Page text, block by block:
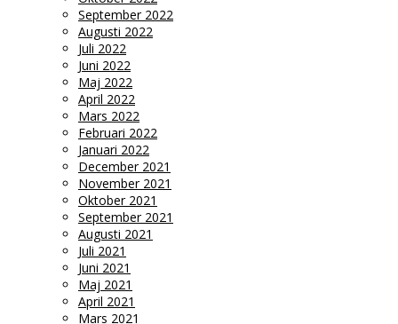
September 2022
Augusti 2022
Juli 2022
Juni 2022
Maj 2022
April 2022
Mars 2022
Februari 2022
Januari 2022
December 2021
November 2021
Oktober 2021
September 2021
Augusti 2021
Juli 2021
Juni 2021
Maj 2021
April 2021
Mars 2021